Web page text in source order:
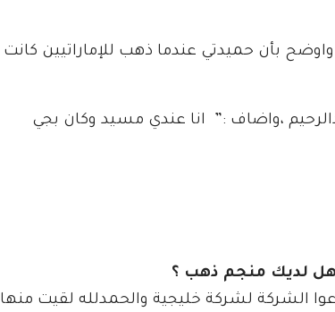
بأن حميدتي عندما ذهب للإماراتيين كانت
،واضاف :” انا عندي مسيد وكان بجي
لديك منجم ذهب ؟
الشركة لشركة خليجية والحمدلله لقيت منها